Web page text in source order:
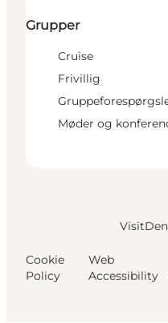
Grupper
Cruise
Frivillig
Møder og
Cookie
Policy
Web
Accessibility